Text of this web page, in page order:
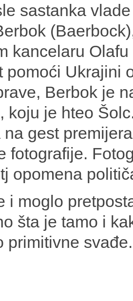
sastanka
kancelaru
pomoći Ukrajini
Berbok je
koju je hteo
na gest
fotografije.
opomena
i moglo
šta je tamo i
primitivne svađe.